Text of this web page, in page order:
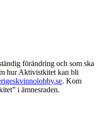
förändring och som ska
hur Aktivistkitet kan bli
. Kom
i ämnesraden.